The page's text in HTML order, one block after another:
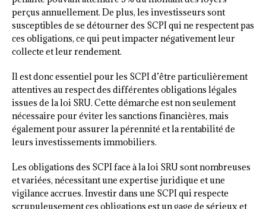
perçus annuellement. De plus, les investisseurs sont
susceptibles de se détourner des SCPI qui ne respectent pas
ces obligations, ce qui peut impacter négativement leur
collecte et leur rendement.
Il est donc essentiel pour les SCPI d’être particulièrement
attentives au respect des différentes obligations légales
issues de la loi SRU. Cette démarche est non seulement
nécessaire pour éviter les sanctions financières, mais
également pour assurer la pérennité et la rentabilité de
leurs investissements immobiliers.
Les obligations des SCPI face à la loi SRU sont nombreuses
et variées, nécessitant une expertise juridique et une
vigilance accrues. Investir dans une SCPI qui respecte
scrupuleusement ces obligations est un gage de sérieux et